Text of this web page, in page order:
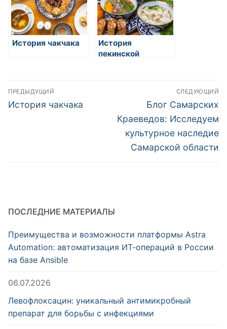
История чакчака
История
пекинской
Навигация
по
ПРЕДЫДУЩИЙ
Предыдущая
История чакчака
СЛЕДУЮЩИЙ
Следующая
запись:
Блог Самарских
Краеведов: Исследуем
культурное наследие
Самарской области
ПОСЛЕДНИЕ МАТЕРИАЛЫ
Преимущества и возможности платформы Astra
Automation: автоматизация ИТ-операций в России
на базе Ansible
06.07.2026
Левофлоксацин: уникальный антимикробный
препарат для борьбы с инфекциями